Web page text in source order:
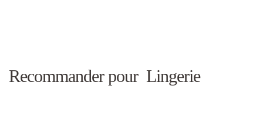
Recommander pour Lingerie